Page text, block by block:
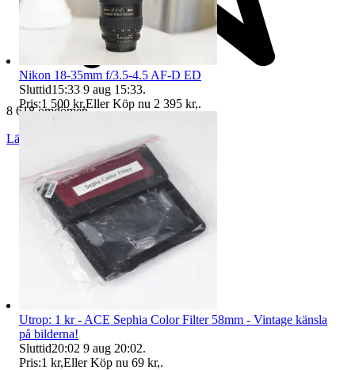
8 618 omdömen
Läs omdömen
Nikon 18-35mm f/3.5-4.5 AF-D ED
Sluttid15:33 9 aug 15:33.
Pris:1 500 kr,Eller Köp nu 2 395 kr,.
Utrop: 1 kr - ACE Sephia Color Filter 58mm - Vintage känsla
på bilderna!
Sluttid20:02 9 aug 20:02.
Pris:1 kr,Eller Köp nu 69 kr,.